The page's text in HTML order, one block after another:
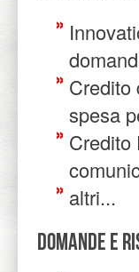
Credito
spesa
Credito
altri...
Domande e